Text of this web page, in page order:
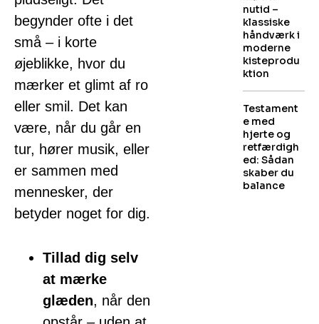
begynder ofte i det
små – i korte
øjeblikke, hvor du
mærker et glimt af ro
eller smil. Det kan
være, når du går en
tur, hører musik, eller
er sammen med
mennesker, der
betyder noget for dig.
Tillad dig selv
at mærke
glæden, når den
nutid –
klassiske
håndværk i
moderne
kisteprodu
ktion
Testament
e med
hjerte og
retfærdigh
ed: Sådan
skaber du
balance